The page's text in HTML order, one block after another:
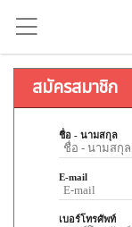
สมัครสมาชิก
ชื่อ - นามสกุล
E-mail
เบอร์โทรศัพท์